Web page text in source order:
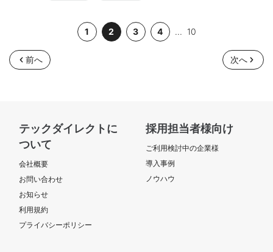
イン経験（目安：5年以上） ・UX設計や情報設計を含め、プロダ
クト体験設計を主導した経験 ・ステークホルダーと直接対話しな
し、デザインとして具体化した経験 ・Figma等のツールを用いた
UI設計・プロトタイピング経験 ・PMやエンジニアと協働できる高
UX/UI設計経験 ・ユーザーリサーチ、ユーザーテストなどUXリサ
ーチの経験 ・デザインシステムの設計・運用経験 ・金融業界また
はエンタープライズ領域のプロダクトデザイン経験 【作業場
所】：大手町（原則出社/オンサイト） 【参画時期】：
2026/04/01 ～ 2026/09/30（延長の可能性あり） 【単価】：～
90万円程度（スキル見合い） 【募集人数】：1名 【面談】：2回
（基本1回） 【精算】：140-180h 【勤務時間】：9:00～18:00
【年齢】：50代まで 【外国籍】：不可 【商流】：不問（貴社まで
優先） 【備考】： ・契約形態：業務委託（準委任） ・稼働率：
1 2 3 4 ... 10
前へ 次へ
テックダイレクトに
ついて
会社概要
お問い合わせ
お知らせ
利用規約
プライバシーポリシー
採用担当者様向け
ご利用検討中の企業様
導入事例
ノウハウ